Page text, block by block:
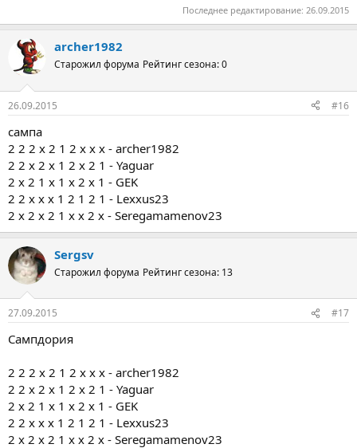
Последнее редактирование: 26.09.2015
archer1982
Старожил форума Рейтинг сезона: 0
26.09.2015 #16
сампа
2 2 2 х 2 1 2 х х х - archer1982
2 2 х 2 х 1 2 х 2 1 - Yaguar
2 х 2 1 х 1 х 2 х 1 - GEK
2 2 х х х 1 2 1 2 1 - Lexxus23
2 х 2 х 2 1 х х 2 х - Seregamamenov23
Sergsv
Старожил форума Рейтинг сезона: 13
27.09.2015 #17
Сампдория
2 2 2 х 2 1 2 х х х - archer1982
2 2 х 2 х 1 2 х 2 1 - Yaguar
2 х 2 1 х 1 х 2 х 1 - GEK
2 2 х х х 1 2 1 2 1 - Lexxus23
2 х 2 х 2 1 х х 2 х - Seregamamenov23